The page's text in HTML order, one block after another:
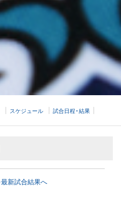
スケジュール 試合日程・結果
最新試合結果へ